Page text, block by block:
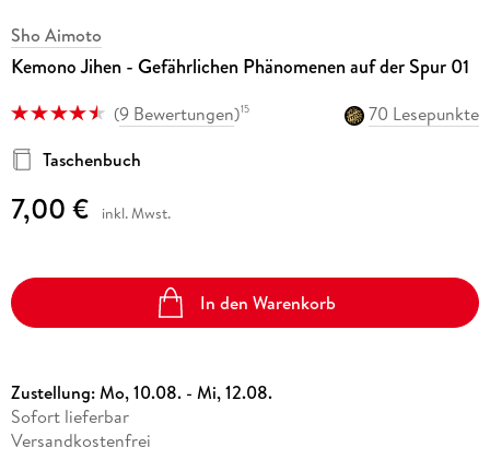
Sho Aimoto
Kemono Jihen - Gefährlichen Phänomenen auf der Spur 01
(9 Bewertungen)15
70 Lesepunkte
Taschenbuch
7,00 € inkl. Mwst.
In den Warenkorb
Zustellung:Mo, 10.08. - Mi, 12.08.
Sofort lieferbar
Versandkostenfrei